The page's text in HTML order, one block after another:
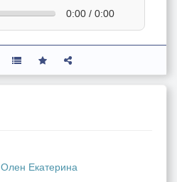
0:00 / 0:00
Олен Екатерина